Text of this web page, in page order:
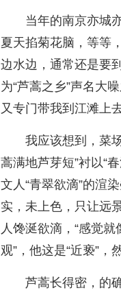
当年的南京亦城
夏天掐菊花脑，等等
边水边，通常还是要
为“芦蒿之乡”声名大
又专门带我到江滩上
我应该想到，菜
蒿满地芦芽短”衬以“
文人“青翠欲滴”的渲
实，未上色，只让远
人馋涎欲滴，“感觉
观”，他这是“近亵”，
芦蒿长得密，的